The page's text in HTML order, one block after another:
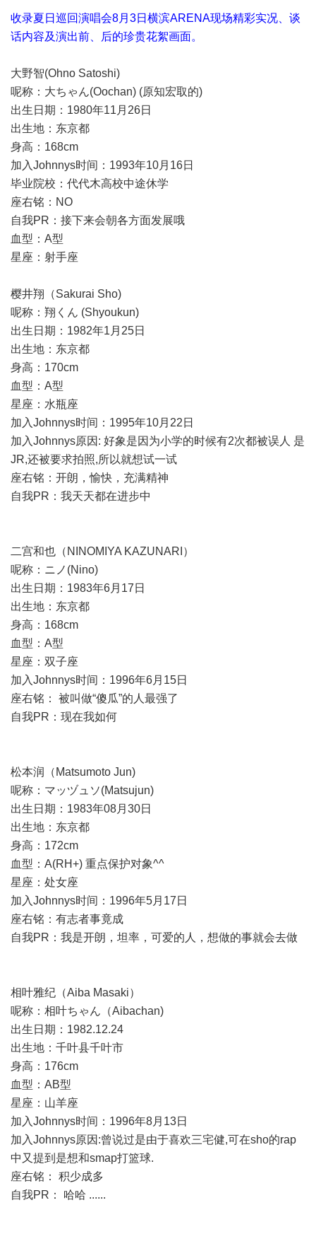
收录夏日巡回演唱会8月3日横滨ARENA现场精彩实况、谈
话内容及演出前、后的珍贵花絮画面。
大野智(Ohno Satoshi)
呢称：大ちゃん(Oochan) (原知宏取的)
出生日期：1980年11月26日
出生地：东京都
身高：168cm
加入Johnnys时间：1993年10月16日
毕业院校：代代木高校中途休学
座右铭：NO
自我PR：接下来会朝各方面发展哦
血型：A型
星座：射手座
樱井翔（Sakurai Sho)
呢称：翔くん (Shyoukun)
出生日期：1982年1月25日
出生地：东京都
身高：170cm
血型：A型
星座：水瓶座
加入Johnnys时间：1995年10月22日
加入Johnnys原因: 好象是因为小学的时候有2次都被误人 是
JR,还被要求拍照,所以就想试一试
座右铭：开朗，愉快，充满精神
自我PR：我天天都在进步中
二宫和也（NINOMIYA KAZUNARI）
呢称：ニノ(Nino)
出生日期：1983年6月17日
出生地：东京都
身高：168cm
血型：A型
星座：双子座
加入Johnnys时间：1996年6月15日
座右铭： 被叫做“傻瓜”的人最强了
自我PR：现在我如何
松本润（Matsumoto Jun)
呢称：マッヅュソ(Matsujun)
出生日期：1983年08月30日
出生地：东京都
身高：172cm
血型：A(RH+) 重点保护对象^^
星座：处女座
加入Johnnys时间：1996年5月17日
座右铭：有志者事竟成
自我PR：我是开朗，坦率，可爱的人，想做的事就会去做
相叶雅纪（Aiba Masaki）
呢称：相叶ちゃん（Aibachan)
出生日期：1982.12.24
出生地：千叶县千叶市
身高：176cm
血型：AB型
星座：山羊座
加入Johnnys时间：1996年8月13日
加入Johnnys原因:曾说过是由于喜欢三宅健,可在sho的rap
中又提到是想和smap打篮球.
座右铭： 积少成多
自我PR： 哈哈 ......